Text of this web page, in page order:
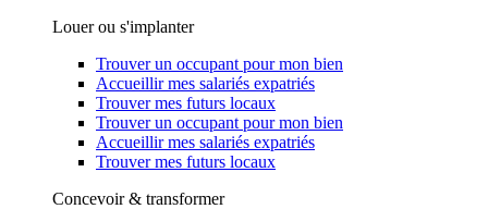
Louer ou s'implanter
Trouver un occupant pour mon bien
Accueillir mes salariés expatriés
Trouver mes futurs locaux
Trouver un occupant pour mon bien
Accueillir mes salariés expatriés
Trouver mes futurs locaux
Concevoir & transformer